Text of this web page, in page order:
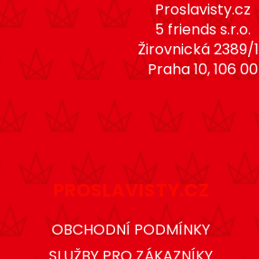
a
t
Proslavisty.cz
5 friends s.r.o.
Žirovnická 2389/
Praha 10, 106 00
PROSLAVISTY.CZ
OBCHODNÍ PODMÍNKY